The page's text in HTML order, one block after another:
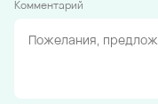
Комментарий